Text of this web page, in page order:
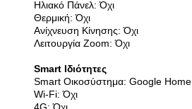
Ηλιακό Πάνελ: Όχι
Θερμική: Όχι
Ανίχνευση Κίνησης: Όχι
Λειτουργία Zoom: Όχι
Smart Ιδιότητες
Smart Οικοσύστημα: Google Home
Wi-Fi: Όχι